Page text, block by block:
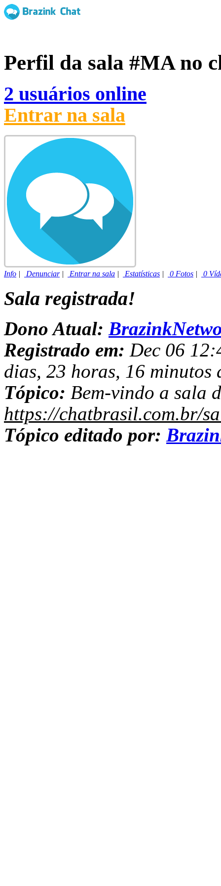
Perfil da sala #MAno
2 usuários online
Entrar na sala
Info | Denunciar| Entrar na sala | Estatísticas | 0 Fotos | 0
Sala registrada!
Dono Atual:
Registrado em: Dec 06
dias, 23 horas, 16 minutos
Tópico: Bem-vindo a sala
https://chatbrasil.com.br/
Tópico editado por: